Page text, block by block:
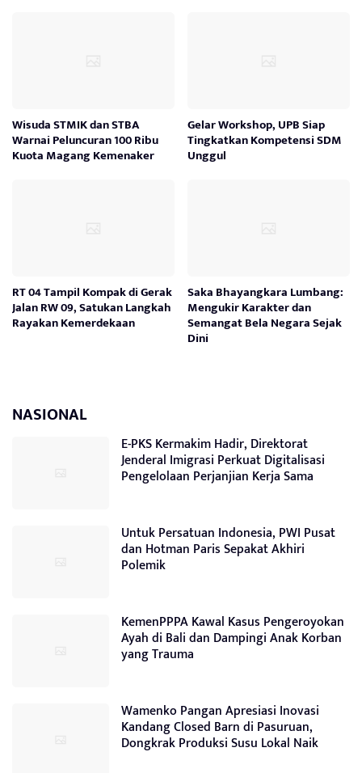
Wisuda STMIK dan STBA
Warnai Peluncuran 100 Ribu
Kuota Magang Kemenaker
Gelar Workshop, UPB Siap
Tingkatkan Kompetensi SDM
Unggul
RT 04 Tampil Kompak di Gerak
Jalan RW 09, Satukan Langkah
Rayakan Kemerdekaan
Saka Bhayangkara Lumbang:
Mengukir Karakter dan
Semangat Bela Negara Sejak
Dini
NASIONAL
E-PKS Kermakim Hadir, Direktorat
Jenderal Imigrasi Perkuat Digitalisasi
Pengelolaan Perjanjian Kerja Sama
Untuk Persatuan Indonesia, PWI Pusat
dan Hotman Paris Sepakat Akhiri
Polemik
KemenPPPA Kawal Kasus Pengeroyokan
Ayah di Bali dan Dampingi Anak Korban
yang Trauma
Wamenko Pangan Apresiasi Inovasi
Kandang Closed Barn di Pasuruan,
Dongkrak Produksi Susu Lokal Naik